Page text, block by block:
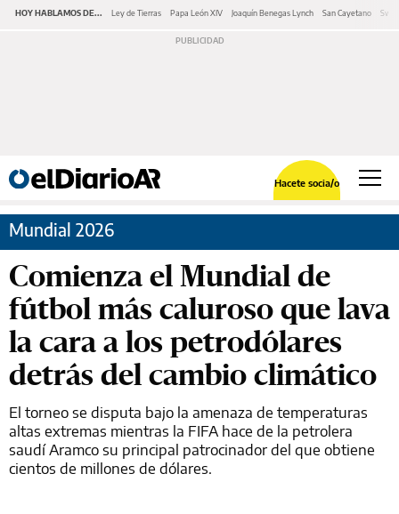
HOY HABLAMOS DE... Ley de Tierras Papa León XIV Joaquín Benegas Lynch San Cayetano
Hacete socia/o
Mundial 2026
Comienza el Mundial de
fútbol más caluroso que lava
la cara a los petrodólares
detrás del cambio climático
El torneo se disputa bajo la amenaza de temperaturas
altas extremas mientras la FIFA hace de la petrolera
saudí Aramco su principal patrocinador del que obtiene
cientos de millones de dólares.